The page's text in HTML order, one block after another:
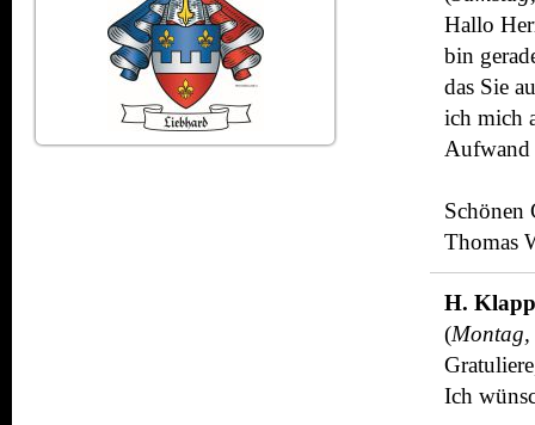
Hallo
bin
das Sie
ich mich
Aufwand
Schönen
Thomas
H.
(
Ich